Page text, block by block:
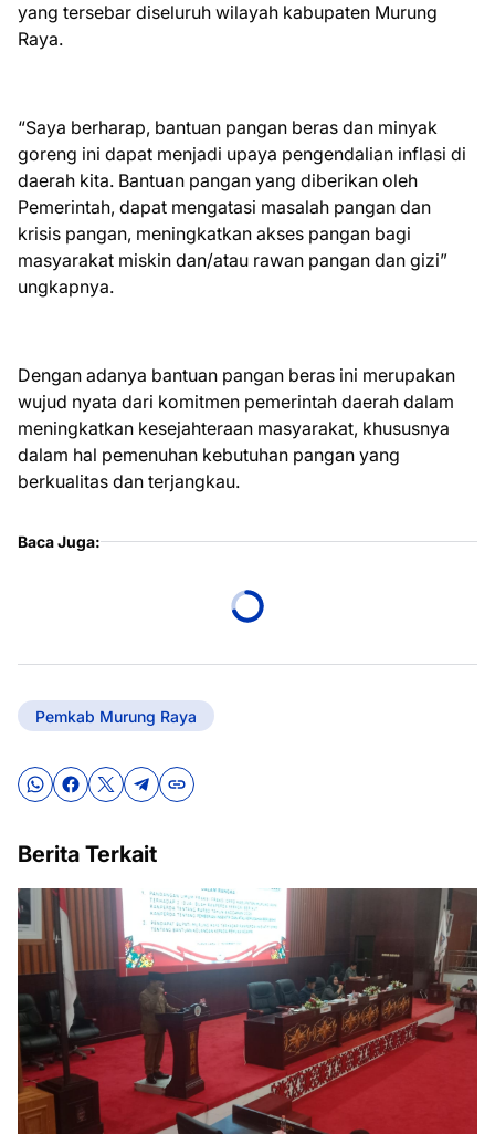
yang tersebar diseluruh wilayah kabupaten Murung
Raya.
“Saya berharap, bantuan pangan beras dan minyak
goreng ini dapat menjadi upaya pengendalian inflasi di
daerah kita. Bantuan pangan yang diberikan oleh
Pemerintah, dapat mengatasi masalah pangan dan
krisis pangan, meningkatkan akses pangan bagi
masyarakat miskin dan/atau rawan pangan dan gizi”
ungkapnya.
Dengan adanya bantuan pangan beras ini merupakan
wujud nyata dari komitmen pemerintah daerah dalam
meningkatkan kesejahteraan masyarakat, khususnya
dalam hal pemenuhan kebutuhan pangan yang
berkualitas dan terjangkau.
Baca Juga:
Pemkab Murung Raya
Berita Terkait